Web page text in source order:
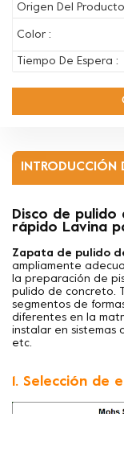
Origen Del
Color :
Tiempo De Espera :
INTRODUCCIÓN
Disco de
rápido Lavina
Zapata de pulido
ampliamente
la preparación de
pulido de concreto.
segmentos de
diferentes en la
instalar en sistemas
etc.
1. Selección de